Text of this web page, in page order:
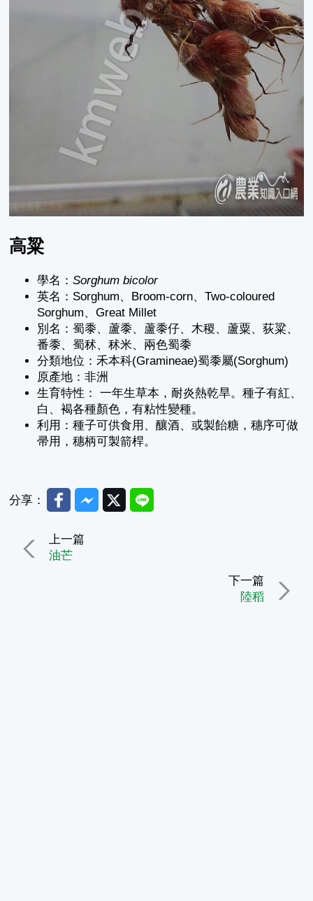
高粱
學名：Sorghum bicolor
英名：Sorghum、Broom-corn、Two-coloured
Sorghum、Great Millet
別名：蜀黍、蘆黍、蘆黍仔、木稷、蘆粟、荻粱、
番黍、蜀秫、秫米、兩色蜀黍
分類地位：禾本科(Gramineae)蜀黍屬(Sorghum)
原產地：非洲
生育特性： 一年生草本，耐炎熱乾旱。種子有紅、
白、褐各種顏色，有粘性變種。
利用：種子可供食用、釀酒、或製飴糖，穗序可做
帚用，穗柄可製箭桿。
分享： FacebookMessenger
TwitterLine
上一篇
油芒
下一篇
陸稻